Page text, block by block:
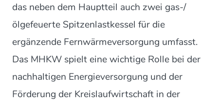
das neben dem Hauptteil auch zwei gas-/
ölgefeuerte Spitzenlastkessel für die
ergänzende Fernwärmeversorgung umfasst.
Das MHKW spielt eine wichtige Rolle bei der
nachhaltigen Energieversorgung und der
Förderung der Kreislaufwirtschaft in der